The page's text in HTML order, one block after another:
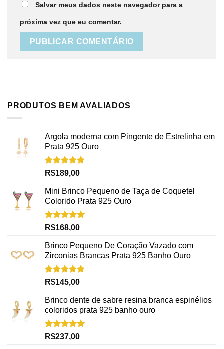
Salvar meus dados neste navegador para a
próxima vez que eu comentar.
PRODUTOS BEM AVALIADOS
Argola moderna com Pingente de Estrelinha em
Prata 925 Ouro
Avaliação
R$189,00
Mini Brinco Pequeno de Taça de Coquetel
Colorido Prata 925 Ouro
Avaliação
R$168,00
Brinco Pequeno De Coração Vazado com
Zirconias Brancas Prata 925 Banho Ouro
Avaliação
R$145,00
Brinco dente de sabre resina branca espinélios
coloridos prata 925 banho ouro
Avaliação
R$237,00